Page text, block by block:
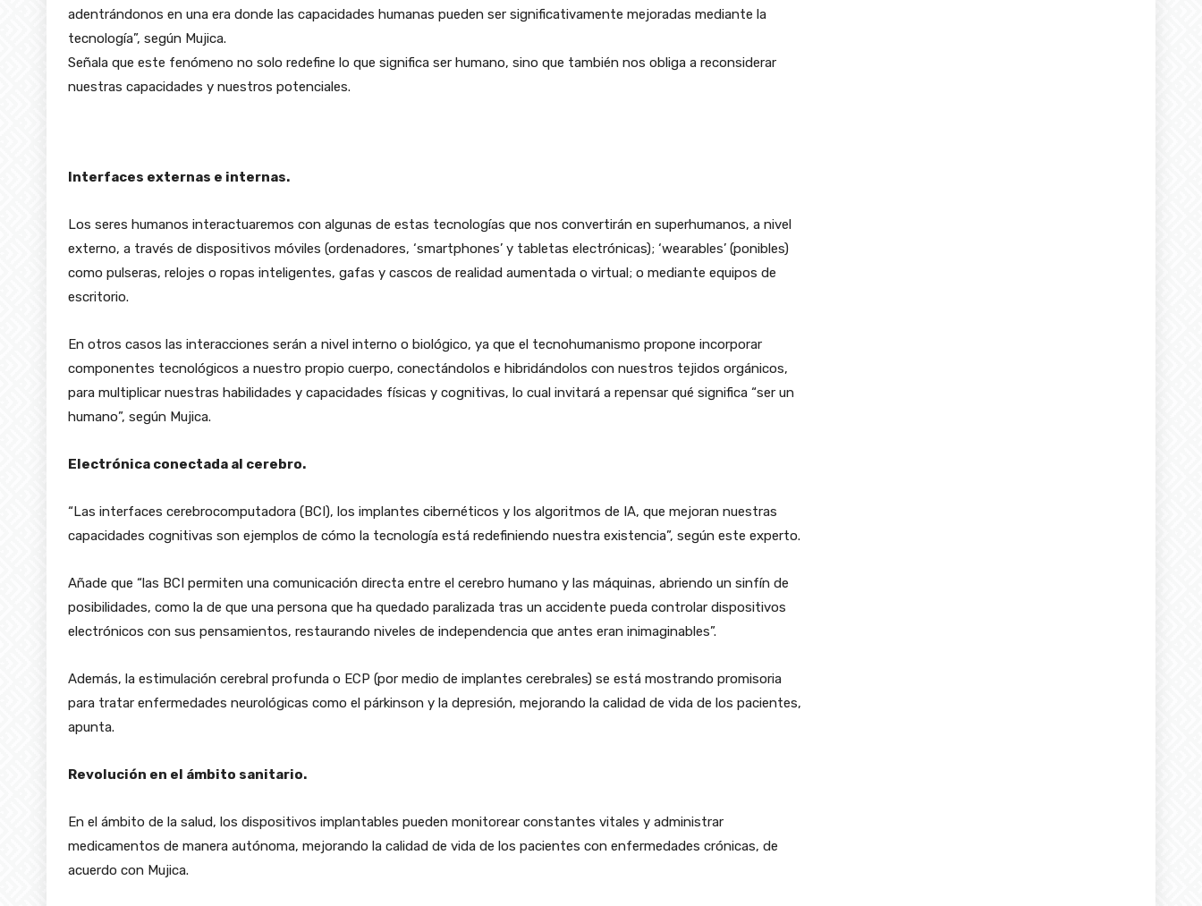
adentrándonos en una era donde las capacidades humanas pueden ser significativamente mejoradas mediante la
tecnología”, según Mujica.
Señala que este fenómeno no solo redefine lo que significa ser humano, sino que también nos obliga a reconsiderar
nuestras capacidades y nuestros potenciales.
Interfaces externas e internas.
Los seres humanos interactuaremos con algunas de estas tecnologías que nos convertirán en superhumanos, a nivel
externo, a través de dispositivos móviles (ordenadores, ‘smartphones’ y tabletas electrónicas); ‘wearables’ (ponibles)
como pulseras, relojes o ropas inteligentes, gafas y cascos de realidad aumentada o virtual; o mediante equipos de
escritorio.
En otros casos las interacciones serán a nivel interno o biológico, ya que el tecnohumanismo propone incorporar
componentes tecnológicos a nuestro propio cuerpo, conectándolos e hibridándolos con nuestros tejidos orgánicos,
para multiplicar nuestras habilidades y capacidades físicas y cognitivas, lo cual invitará a repensar qué significa “ser un
humano”, según Mujica.
Electrónica conectada al cerebro.
“Las interfaces cerebrocomputadora (BCI), los implantes cibernéticos y los algoritmos de IA, que mejoran nuestras
capacidades cognitivas son ejemplos de cómo la tecnología está redefiniendo nuestra existencia”, según este experto.
Añade que “las BCI permiten una comunicación directa entre el cerebro humano y las máquinas, abriendo un sinfín de
posibilidades, como la de que una persona que ha quedado paralizada tras un accidente pueda controlar dispositivos
electrónicos con sus pensamientos, restaurando niveles de independencia que antes eran inimaginables”.
Además, la estimulación cerebral profunda o ECP (por medio de implantes cerebrales) se está mostrando promisoria
para tratar enfermedades neurológicas como el párkinson y la depresión, mejorando la calidad de vida de los pacientes,
apunta.
Revolución en el ámbito sanitario.
En el ámbito de la salud, los dispositivos implantables pueden monitorear constantes vitales y administrar
medicamentos de manera autónoma, mejorando la calidad de vida de los pacientes con enfermedades crónicas, de
acuerdo con Mujica.